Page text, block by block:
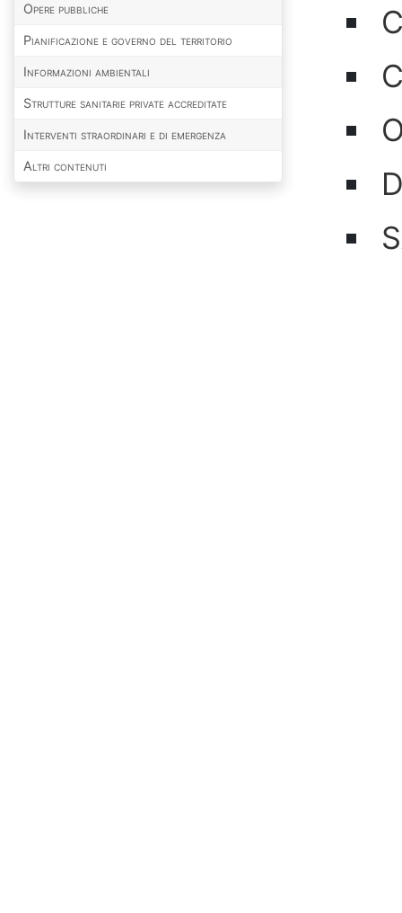
Opere pubbliche
Pianificazione e governo del territorio
Informazioni ambientali
Strutture sanitarie private accreditate
Interventi straordinari e di emergenza
Altri contenuti